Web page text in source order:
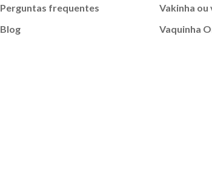
Perguntas frequentes
Blog
Vakinha ou
Vaquinha